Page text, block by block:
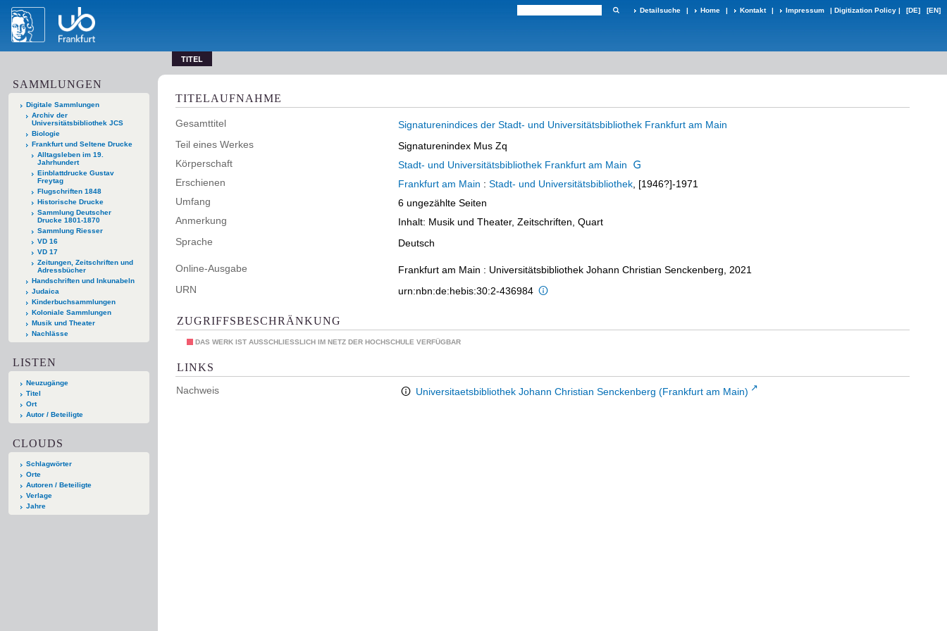
Detailsuche | Home | Kontakt | Impressum | Digitization Policy | [DE] [EN]
TITEL
SAMMLUNGEN
Digitale Sammlungen
Archiv der
Universitätsbibliothek JCS
Biologie
Frankfurt und Seltene Drucke
Alltagsleben im 19.
Jahrhundert
Einblattdrucke Gustav
Freytag
Flugschriften 1848
Historische Drucke
Sammlung Deutscher
Drucke 1801-1870
Sammlung Riesser
VD 16
VD 17
Zeitungen, Zeitschriften und
Adressbücher
Handschriften und Inkunabeln
Judaica
Kinderbuchsammlungen
Koloniale Sammlungen
Musik und Theater
Nachlässe
LISTEN
Neuzugänge
Titel
Ort
Autor / Beteiligte
CLOUDS
Schlagwörter
Orte
Autoren / Beteiligte
Verlage
Jahre
TITELAUFNAHME
Gesamttitel
Signaturenindices der Stadt- und Universitätsbibliothek Frankfurt am Main
Teil eines Werkes
Signaturenindex Mus Zq
Körperschaft
Stadt- und Universitätsbibliothek Frankfurt am Main
Erschienen
Frankfurt am Main : Stadt- und Universitätsbibliothek , [1946?]-1971
Umfang
6 ungezählte Seiten
Anmerkung
Inhalt: Musik und Theater, Zeitschriften, Quart
Sprache
Deutsch
Online-Ausgabe
Frankfurt am Main : Universitätsbibliothek Johann Christian Senckenberg, 2021
URN
urn:nbn:de:hebis:30:2-436984
ZUGRIFFSBESCHRÄNKUNG
DAS WERK IST AUSSCHLIESSLICH IM NETZ DER HOCHSCHULE VERFÜGBAR
LINKS
Nachweis Universitaetsbibliothek Johann Christian Senckenberg (Frankfurt am Main)